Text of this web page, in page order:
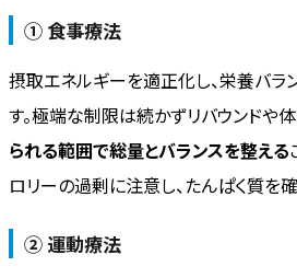
① 食事療法
摂取エネルギーを適正化し、栄養バラ
す。極端な制限は続かずリバウンドや
られる範囲で総量とバランスを整える
ロリーの過剰に注意し、たんぱく質を確
② 運動療法